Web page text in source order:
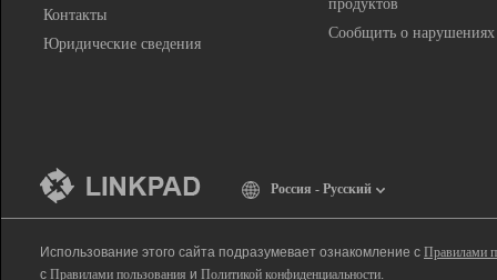
Контакты
Юридические сведения
продуктов
Сообщить о нарушениях
Россия - Русский
Использование этого сайта подразумевает ознакомление с Правилами
с Правилами пользования и Политикой конфиденциальности.